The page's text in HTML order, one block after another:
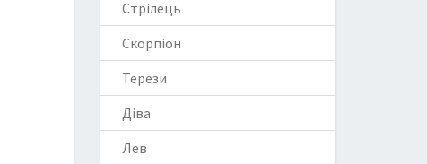
Стрілець
Скорпіон
Терези
Діва
Лев